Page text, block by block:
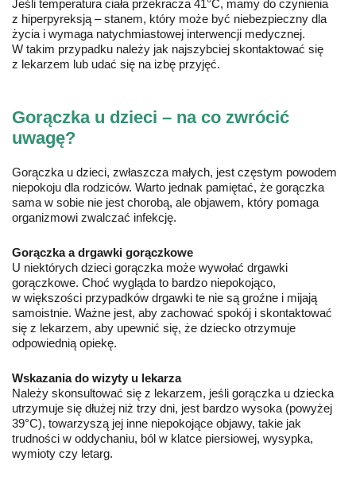
Jeśli temperatura ciała przekracza 41°C, mamy do czynienia
z hiperpyreksją – stanem, który może być niebezpieczny dla
życia i wymaga natychmiastowej interwencji medycznej.
W takim przypadku należy jak najszybciej skontaktować się
z lekarzem lub udać się na izbę przyjęć.
Gorączka u dzieci – na co zwrócić
uwagę?
Gorączka u dzieci, zwłaszcza małych, jest częstym powodem
niepokoju dla rodziców. Warto jednak pamiętać, że gorączka
sama w sobie nie jest chorobą, ale objawem, który pomaga
organizmowi zwalczać infekcję.
Gorączka a drgawki gorączkowe
U niektórych dzieci gorączka może wywołać drgawki
gorączkowe. Choć wygląda to bardzo niepokojąco,
w większości przypadków drgawki te nie są groźne i mijają
samoistnie. Ważne jest, aby zachować spokój i skontaktować
się z lekarzem, aby upewnić się, że dziecko otrzymuje
odpowiednią opiekę.
Wskazania do wizyty u lekarza
Należy skonsultować się z lekarzem, jeśli gorączka u dziecka
utrzymuje się dłużej niż trzy dni, jest bardzo wysoka (powyżej
39°C), towarzyszą jej inne niepokojące objawy, takie jak
trudności w oddychaniu, ból w klatce piersiowej, wysypka,
wymioty czy letarg.